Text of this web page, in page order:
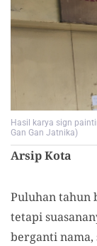
Hasil karya sign
Gan Gan Jatnika)
Arsip Kota
Puluhan tahun
tetapi
berganti nama,